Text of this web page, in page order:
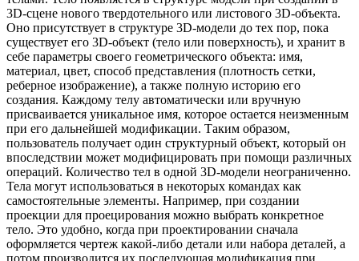
3D-сцене нового твердотельного или листового 3D-объекта.
Оно присутствует в структуре 3D-модели до тех пор, пока
существует его 3D-объект (тело или поверхность), и хранит в
себе параметры своего геометрического объекта: имя,
материал, цвет, способ представления (плотность сетки,
реберное изображение), а также полную историю его
создания. Каждому телу автоматически или вручную
присваивается уникальное имя, которое остается неизменным
при его дальнейшей модификации. Таким образом,
пользователь получает один структурный объект, который он
впоследствии может модифицировать при помощи различных
операций. Количество тел в одной 3D-модели неограниченно.
Тела могут использоваться в некоторых командах как
самостоятельные элементы. Например, при создании
проекции для проецирования можно выбрать конкретное
тело. Это удобно, когда при проектировании сначала
оформляется чертеж какой-либо детали или набора деталей, а
потом производится их последующая модификация при